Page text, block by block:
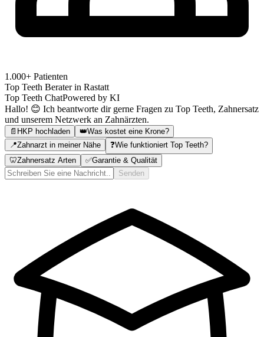
1.000+ Patienten
Top Teeth Berater in Rastatt
Top Teeth ChatPowered by KI
Hallo! 😊 Ich beantworte dir gerne Fragen zu Top Teeth, Zahnersatz
und unserem Netzwerk an Zahnärzten.
📄 HKP hochladen 👑Was kostet eine Krone?
📍Zahnarzt in meiner Nähe ❓Wie funktioniert Top Teeth?
🦷Zahnersatz Arten ✅Garantie & Qualität
Senden